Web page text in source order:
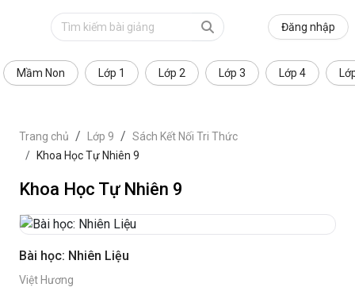
Đăng nhập
Mầm Non Lớp 1 Lớp 2 Lớp 3 Lớp 4
Trang chủ Lớp 9
Sách Kết Nối Tri Thức
Khoa Học Tự Nhiên 9
Khoa Học Tự Nhiên 9
Bài học: Nhiên Liệu
Việt Hương